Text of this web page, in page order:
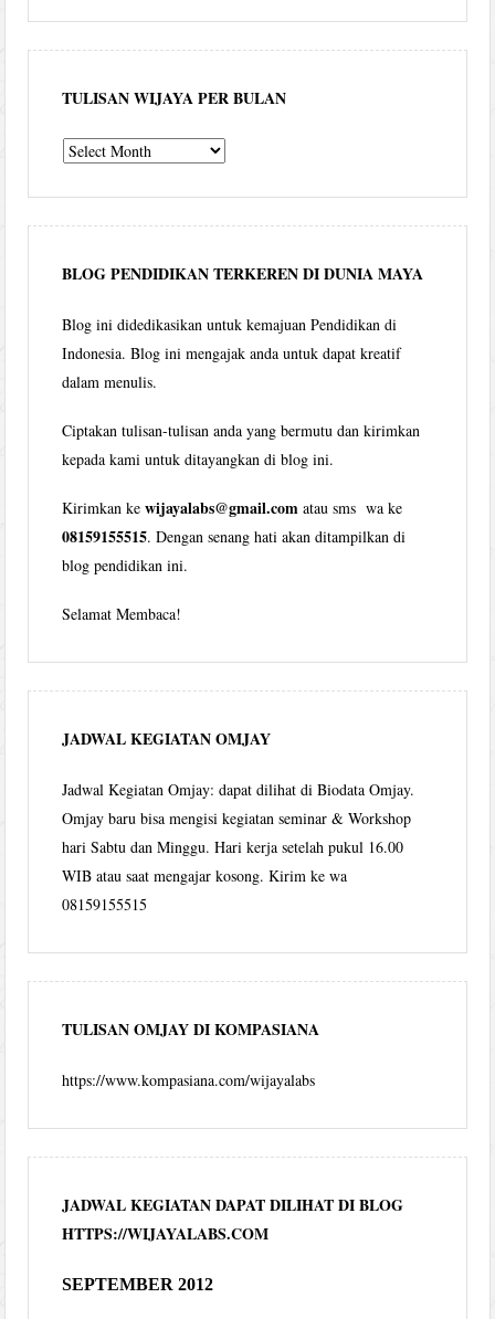
TULISAN WIJAYA PER BULAN
Tulisan
per
bulan
BLOG PENDIDIKAN TERKEREN DI DUNIA MAYA
Blog ini didedikasikan untuk kemajuan Pendidikan di
Indonesia. Blog ini mengajak anda untuk dapat kreatif
dalam menulis.
Ciptakan tulisan-tulisan anda yang bermutu dan kirimkan
kepada kami untuk ditayangkan di blog ini.
Kirimkan kewijayalabs@gmail.com atau sms wa ke
08159155515. Dengan senang hati akan ditampilkan di
blog pendidikan ini.
Selamat Membaca!
JADWAL KEGIATAN OMJAY
Jadwal Kegiatan Omjay: dapat dilihat di Biodata Omjay.
Omjay baru bisa mengisi kegiatan seminar & Workshop
hari Sabtu dan Minggu. Hari kerja setelah pukul 16.00
WIB atau saat mengajar kosong. Kirim ke wa
08159155515
TULISAN OMJAY DI KOMPASIANA
https://www.kompasiana.com/wijayalabs
JADWAL KEGIATAN DAPAT DILIHAT DI BLOG
HTTPS://WIJAYALABS.COM
SEPTEMBER 2012